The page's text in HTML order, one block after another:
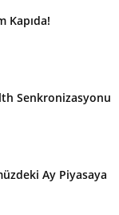
Kapıda!
Senkronizasyonu
Ay Piyasaya